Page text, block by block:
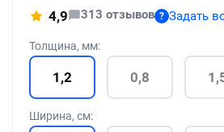
4,9 313 отзывов ? Задать
Толщина, мм:
1,2 0,8
Ширина, см: